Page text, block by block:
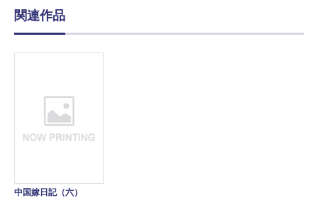
関連作品
中国嫁日記（六）